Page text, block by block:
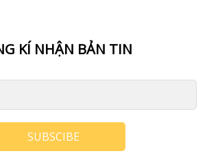
KÍ NHẬN BẢN TIN
SUBSCIBE